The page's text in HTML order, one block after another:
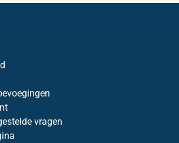
vragen